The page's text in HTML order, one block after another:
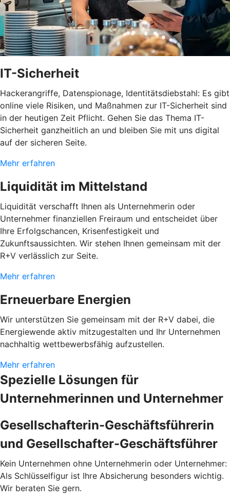
IT-Sicherheit
Hackerangriffe, Datenspionage, Identitätsdiebstahl: Es gibt
online viele Risiken, und Maßnahmen zur IT-Sicherheit sind
in der heutigen Zeit Pflicht. Gehen Sie das Thema IT-
Sicherheit ganzheitlich an und bleiben Sie mit uns digital
auf der sicheren Seite.
Mehr erfahren
Liquidität im Mittelstand
Liquidität verschafft Ihnen als Unternehmerin oder
Unternehmer finanziellen Freiraum und entscheidet über
Ihre Erfolgschancen, Krisenfestigkeit und
Zukunftsaussichten. Wir stehen Ihnen gemeinsam mit der
R+V verlässlich zur Seite.
Mehr erfahren
Erneuerbare Energien
Wir unterstützen Sie gemeinsam mit der R+V dabei, die
Energiewende aktiv mitzugestalten und Ihr Unternehmen
nachhaltig wettbewerbsfähig aufzustellen.
Mehr erfahren
Spezielle Lösungen für
Unternehmerinnen und Unternehmer
Gesellschafterin-Geschäftsführerin
und Gesellschafter-Geschäftsführer
Kein Unternehmen ohne Unternehmerin oder Unternehmer:
Als Schlüsselfigur ist Ihre Absicherung besonders wichtig.
Wir beraten Sie gern.